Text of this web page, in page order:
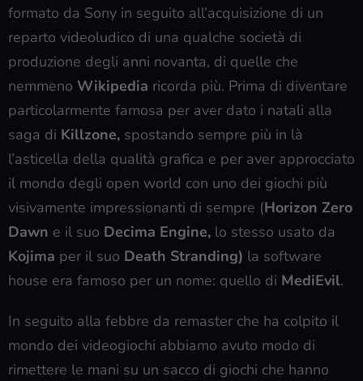
formato da Sony in seguito all’acquisizione di un
reparto videoludico di una qualche società di
produzione degli anni novanta, di quelle che
nemmeno Wikipedia ricorda più. Prima di diventare
particolarmente famosa per aver dato i natali alla
saga di Killzone, spostando sempre più in là
l’asticella della qualità grafica e per aver approcciato
il mondo degli open world con uno dei giochi più
visivamente impressionanti di sempre (Horizon Zero
Dawn e il suo Decima Engine, lo stesso usato da
Kojima per il suo Death Stranding) la software
house era famoso per un nome: quello di MediEvil.
In seguito alla febbre da remaster che ha colpito il
mondo dei videogiochi abbiamo avuto modo di
rimettere le mani su un sacco di giochi che hanno